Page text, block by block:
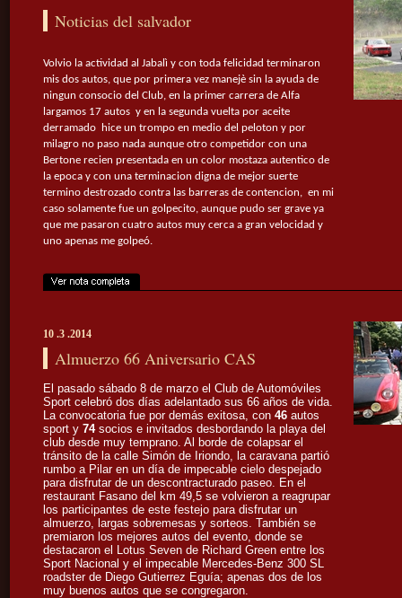
Noticias del salvador
Volvio la actividad al Jabalì y con toda felicidad terminaron
mis dos autos, que por primera vez manejè sin la ayuda de
ningun consocio del Club, en la primer carrera de Alfa
largamos 17 autos y en la segunda vuelta por aceite
derramado hice un trompo en medio del peloton y por
milagro no paso nada aunque otro competidor con una
Bertone recien presentada en un color mostaza autentico de
la epoca y con una terminacion digna de mejor suerte
termino destrozado contra las barreras de contencion, en mi
caso solamente fue un golpecito, aunque pudo ser grave ya
que me pasaron cuatro autos muy cerca a gran velocidad y
uno apenas me golpeó.
10 .3 .2014
Almuerzo 66 Aniversario CAS
El pasado sábado 8 de marzo el Club de Automóviles
Sport celebró dos días adelantado sus 66 años de vida.
La convocatoria fue por demás exitosa, con 46 autos
sport y 74 socios e invitados desbordando la playa del
club desde muy temprano. Al borde de colapsar el
tránsito de la calle Simón de Iriondo, la caravana partió
rumbo a Pilar en un día de impecable cielo despejado
para disfrutar de un descontracturado paseo. En el
restaurant Fasano del km 49,5 se volvieron a reagrupar
los participantes de este festejo para disfrutar un
almuerzo, largas sobremesas y sorteos. También se
premiaron los mejores autos del evento, donde se
destacaron el Lotus Seven de Richard Green entre los
Sport Nacional y el impecable Mercedes-Benz 300 SL
roadster de Diego Gutierrez Eguía; apenas dos de los
muy buenos autos que se congregaron.